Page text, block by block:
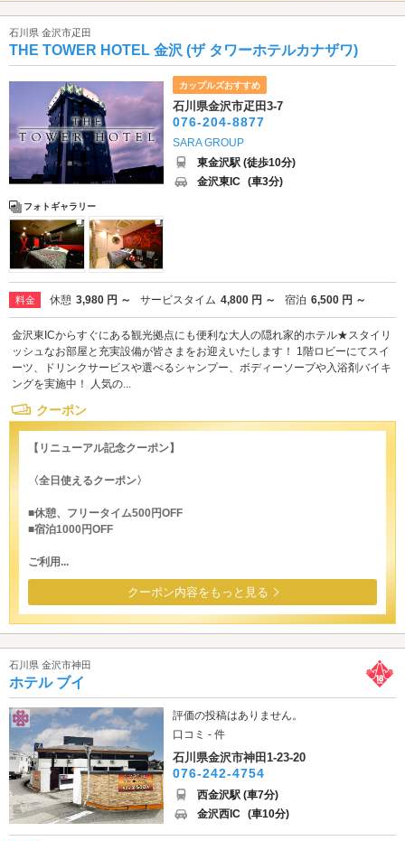
石川県 金沢市疋田
THE TOWER HOTEL 金沢 (ザ タワーホテルカナザワ)
フォトギャラリー
カップルズおすすめ
石川県金沢市疋田3-7
076-204-8877
SARA GROUP
東金沢駅 (徒歩10分)
金沢東IC (車3分)
料金 休憩 3,980 円 ～ サービスタイム 4,800 円 ～ 宿泊 6,500 円 ～
金沢東ICからすぐにある観光拠点にも便利な大人の隠れ家的ホテル★スタイリ
ッシュなお部屋と充実設備が皆さまをお迎えいたします！ 1階ロビーにてスイ
ーツ、ドリンクサービスや選べるシャンプー、ボディーソープや入浴剤バイキ
ングを実施中！ 人気の...
クーポン
【リニューアル記念クーポン】
〈全日使えるクーポン〉
■休憩、フリータイム500円OFF
■宿泊1000円OFF
ご利用...
クーポン内容をもっと見る
石川県 金沢市神田
ホテル ブイ
評価の投稿はありません。
口コミ - 件
石川県金沢市神田1-23-20
076-242-4754
西金沢駅 (車7分)
金沢西IC (車10分)